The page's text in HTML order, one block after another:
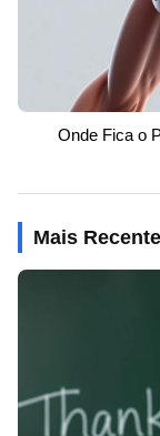
Onde Fica o
Mais